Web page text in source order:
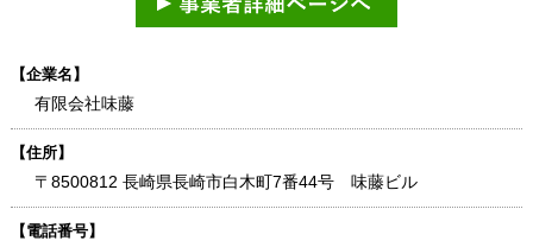
【企業名】
有限会社味藤
【住所】
〒8500812 長崎県長崎市白木町7番44号 味藤ビル
【電話番号】